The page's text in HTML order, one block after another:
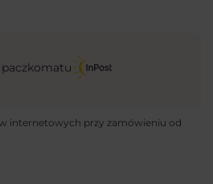
internetowych przy zamówieniu od